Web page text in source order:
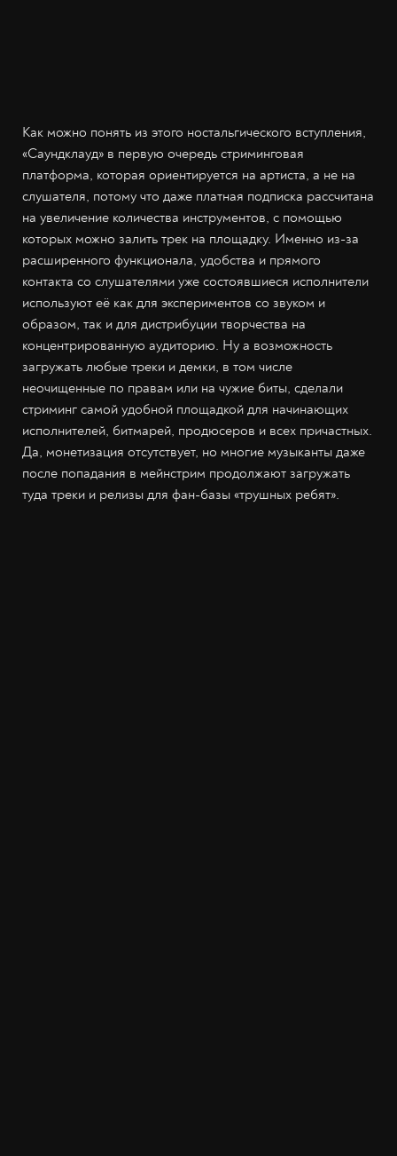
Как можно понять из этого ностальгического вступления,
«Саундклауд» в первую очередь стриминговая
платформа, которая ориентируется на артиста, а не на
слушателя, потому что даже платная подписка рассчитана
на увеличение количества инструментов, с помощью
которых можно залить трек на площадку. Именно из-за
расширенного функционала, удобства и прямого
контакта со слушателями уже состоявшиеся исполнители
используют её как для экспериментов со звуком и
образом, так и для дистрибуции творчества на
концентрированную аудиторию. Ну а возможность
загружать любые треки и демки, в том числе
неочищенные по правам или на чужие биты, сделали
стриминг самой удобной площадкой для начинающих
исполнителей, битмарей, продюсеров и всех причастных.
Да, монетизация отсутствует, но многие музыканты даже
после попадания в мейнстрим продолжают загружать
туда треки и релизы для фан-базы «трушных ребят».